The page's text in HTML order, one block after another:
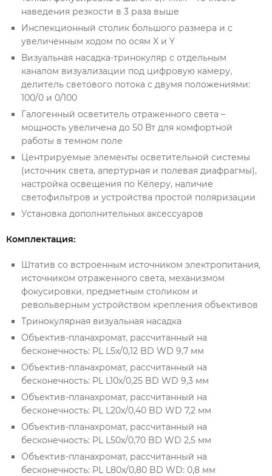
наведения резкости в 3 раза выше
Инспекционный столик большого размера и с
увеличенным ходом по осям X и Y
Визуальная насадка-тринокуляр с отдельным
каналом визуализации под цифровую камеру,
делитель светового потока с двумя положениями:
100/0 и 0/100
Галогенный осветитель отраженного света –
мощность увеличена до 50 Вт для комфортной
работы в темном поле
Центрируемые элементы осветительной системы
(источник света, апертурная и полевая диафрагмы),
настройка освещения по Кёлеру, наличие
светофильтров и устройства простой поляризации
Установка дополнительных аксессуаров
Комплектация:
Штатив со встроенным источником электропитания,
источником отраженного света, механизмом
фокусировки, предметным столиком и
револьверным устройством крепления объективов
Тринокулярная визуальная насадка
Объектив-планахромат, рассчитанный на
бесконечность: PL L5х/0,12 BD WD 9,7 мм
Объектив-планахромат, рассчитанный на
бесконечность: PL L10х/0,25 BD WD 9,3 мм
Объектив-планахромат, рассчитанный на
бесконечность: PL L20х/0,40 BD WD 7,2 мм
Объектив-планахромат, рассчитанный на
бесконечность: PL L50х/0,70 BD WD 2,5 мм
Объектив-планахромат, рассчитанный на
бесконечность: PL L80x/0,80 BD WD: 0,8 мм